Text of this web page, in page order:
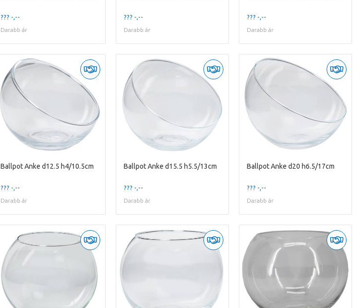
??? -,--
Darabb ár
??? -,--
Darabb ár
??? -,--
Darabb ár
Ballpot Anke d12.5 h4/10.5cm
??? -,--
Darabb ár
Ballpot Anke d15.5 h5.5/13cm
??? -,--
Darabb ár
Ballpot Anke d20 h6.5/17cm
??? -,--
Darabb ár